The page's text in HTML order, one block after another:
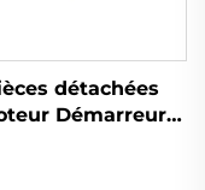
détachées
Démarreur